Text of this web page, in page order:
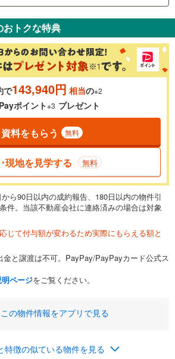
％
まで借り入れ可能です。多くの金融機関
までを条件としています。
万円
円 4,798万円
にかけられる金額を入力してくださ
格の2割までが目安です。
万円
分）を入力してください。
トクな特典
で143,940円 相当の※2
ポイント※3 プレゼント
資料をもらう 無料
現地を見学する 無料
ら90日以内の成約報告、180日以内の物件引
件。当該不動産会社に連絡済みの場合は対象
じて付与額が変わるため実際にもらえる額と
金と譲渡は不可。PayPay/PayPayカード公式ス
ページをご覧ください。
この物件情報をアプリで見る
特徴の似ている物件を見る